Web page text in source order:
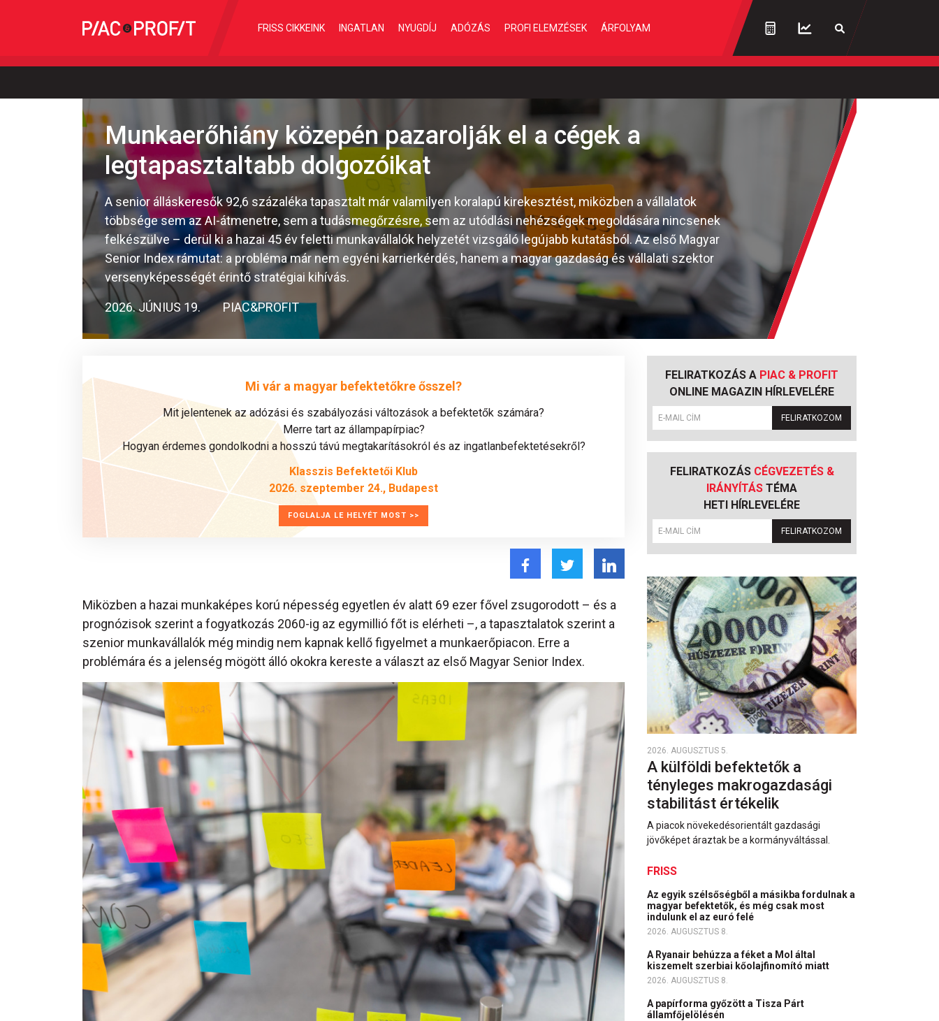
FRISS CIKKEINK INGATLAN NYUGDÍJ ADÓZÁS PROFI ELEMZÉSEK ÁRFOLYAM
Munkaerőhiány közepén pazarolják el a cégek a
legtapasztaltabb dolgozóikat
A senior álláskeresők 92,6 százaléka tapasztalt már valamilyen koralapú kirekesztést, miközben a vállalatok
többsége sem az AI-átmenetre, sem a tudásmegőrzésre, sem az utódlási nehézségek megoldására nincsenek
felkészülve – derül ki a hazai 45 év feletti munkavállalók helyzetét vizsgáló legújabb kutatásból. Az első Magyar
Senior Index rámutat: a probléma már nem egyéni karrierkérdés, hanem a magyar gazdaság és vállalati szektor
versenyképességét érintő stratégiai kihívás.
2026. JÚNIUS 19. PIAC&PROFIT
Mi vár a magyar befektetőkre ősszel?
Mit jelentenek az adózási és szabályozási változások a befektetők számára?
Merre tart az állampapírpiac?
Hogyan érdemes gondolkodni a hosszú távú megtakarításokról és az ingatlanbefektetésekről?
Klasszis Befektetői Klub
2026. szeptember 24., Budapest
FOGLALJA LE HELYÉT MOST >>
Miközben a hazai munkaképes korú népesség egyetlen év alatt 69 ezer fővel zsugorodott – és a
prognózisok szerint a fogyatkozás 2060-ig az egymillió főt is elérheti –, a tapasztalatok szerint a
szenior munkavállalók még mindig nem kapnak kellő figyelmet a munkaerőpiacon. Erre a
problémára és a jelenség mögött álló okokra kereste a választ az első Magyar Senior Index.
FELIRATKOZÁS A PIAC & PROFIT
ONLINE MAGAZIN HÍRLEVELÉRE
FELIRATKOZOM
FELIRATKOZÁS CÉGVEZETÉS &
IRÁNYÍTÁS TÉMA
HETI HÍRLEVELÉRE
FELIRATKOZOM
2026. AUGUSZTUS 5.
A külföldi befektetők a
tényleges makrogazdasági
stabilitást értékelik
A piacok növekedésorientált gazdasági
jövőképet áraztak be a kormányváltással.
FRISS
Az egyik szélsőségből a másikba fordulnak a
magyar befektetők, és még csak most
indulunk el az euró felé
2026. AUGUSZTUS 8.
A Ryanair behúzza a féket a Mol által
kiszemelt szerbiai kőolajfinomító miatt
2026. AUGUSZTUS 8.
A papírforma győzött a Tisza Párt
államfőjelölésén